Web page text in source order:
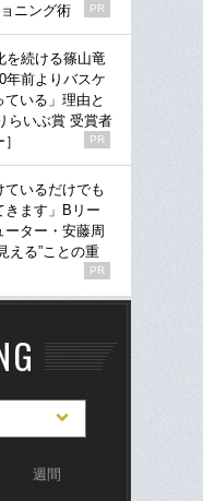
ニング術
PR
を続ける篠山竜
年前よりバスケ
いる」理由と
らいぶ賞 受賞者
PR
ているだけでも
きます」Bリー
ーター・安藤周
える”ことの重
PR
週間